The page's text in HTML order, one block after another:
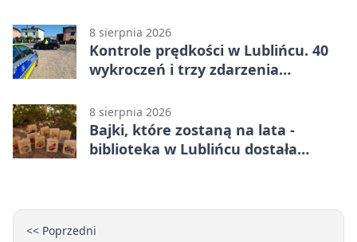
8 sierpnia 2026
Kontrole prędkości w Lublińcu. 40
wykroczeń i trzy zdarzenia
8 sierpnia 2026
Bajki, które zostaną na lata -
biblioteka w Lublińcu dostała
<< Poprzedni